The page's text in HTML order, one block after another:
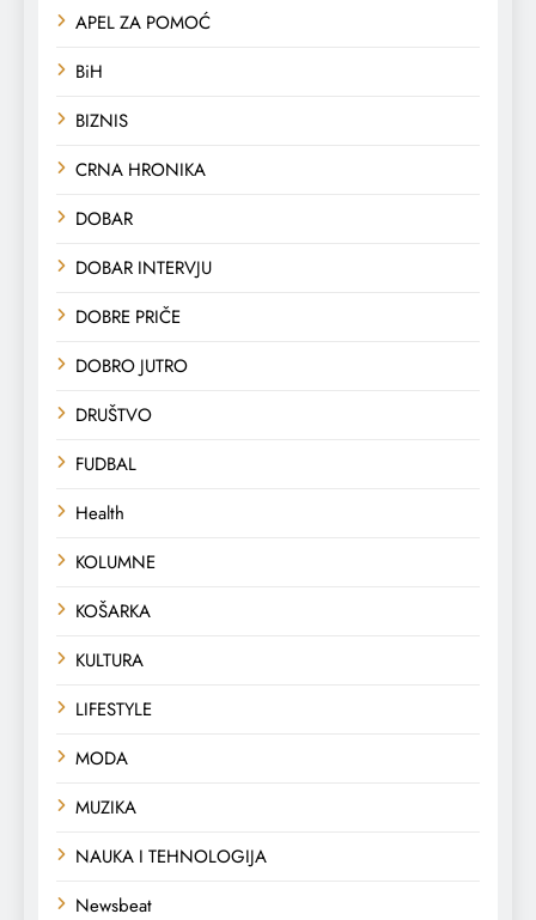
APEL ZA POMOĆ
BiH
BIZNIS
CRNA HRONIKA
DOBAR
DOBAR INTERVJU
DOBRE PRIČE
DOBRO JUTRO
DRUŠTVO
FUDBAL
Health
KOLUMNE
KOŠARKA
KULTURA
LIFESTYLE
MODA
MUZIKA
NAUKA I TEHNOLOGIJA
Newsbeat